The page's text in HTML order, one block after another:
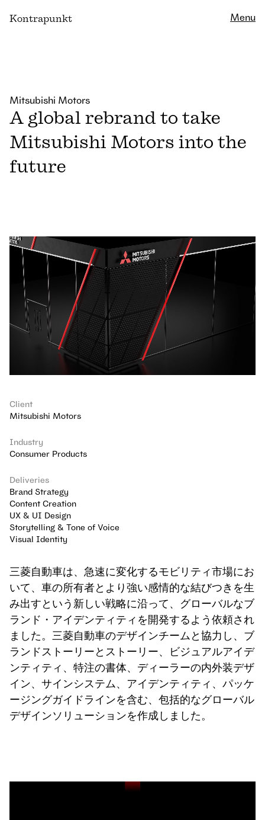
Kontrapunkt
Menu
Mitsubishi Motors
A global rebrand to take
Mitsubishi Motors into the
future
Client
Mitsubishi Motors
Industry
Consumer Products
Deliveries
Brand Strategy
Content Creation
UX & UI Design
Storytelling & Tone of Voice
Visual Identity
三菱自動車は、急速に変化するモビリティ市場にお
いて、車の所有者とより強い感情的な結びつきを生
み出すという新しい戦略に沿って、グローバルなブ
ランド・アイデンティティを開発するよう依頼され
ました。三菱自動車のデザインチームと協力し、ブ
ランドストーリーとストーリー、ビジュアルアイデ
ンティティ、特注の書体、ディーラーの内外装デザ
イン、サインシステム、アイデンティティ、パッケ
ージングガイドラインを含む、包括的なグローバル
デザインソリューションを作成しました。